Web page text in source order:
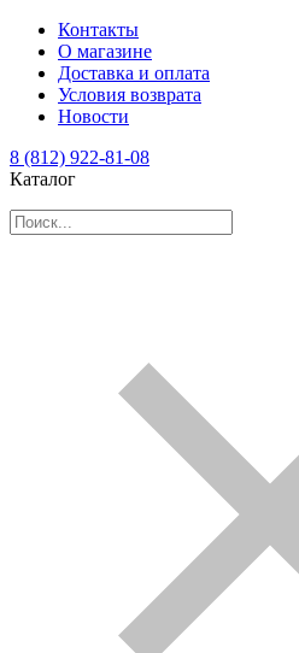
Контакты
О магазине
Доставка и оплата
Условия возврата
Новости
8 (812) 922-81-08
Каталог